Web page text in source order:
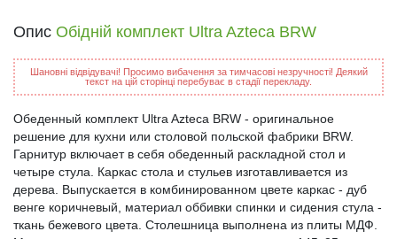
Опис Обідній комплект Ultra Azteca BRW
Шановні відвідувачі! Просимо вибачення за тимчасові незручності! Деякий
текст на цій сторінці перебуває в стадії перекладу.
Обеденный комплект Ultra Azteca BRW - оригинальное
решение для кухни или столовой польской фабрики BRW.
Гарнитур включает в себя обеденный раскладной стол и
четыре стула. Каркас стола и стульев изготавливается из
дерева. Выпускается в комбинированном цвете каркас - дуб
венге коричневый, материал оббивки спинки и сидения стула -
ткань бежевого цвета. Столешница выполнена из плиты МДФ.